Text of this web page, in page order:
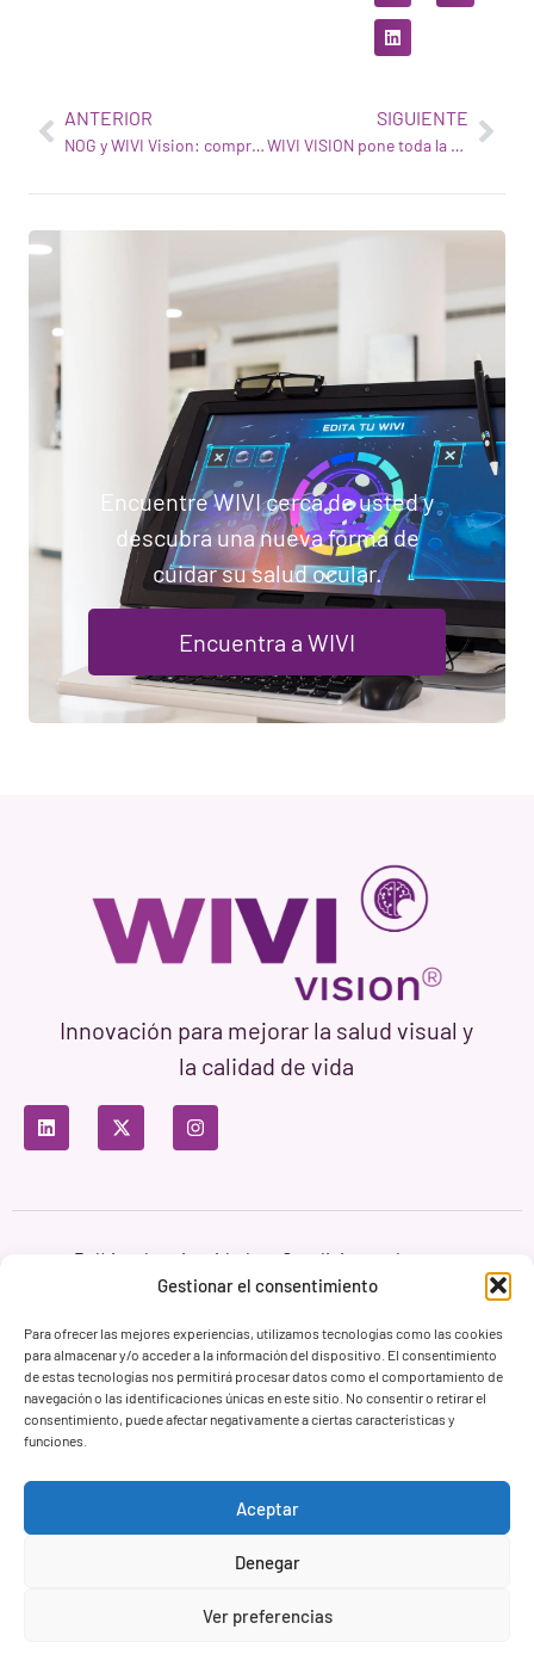
Gestionar el consentimiento
Para ofrecer las mejores experiencias, utilizamos tecnologías como las cookies
para almacenar y/o acceder a la información del dispositivo. El consentimiento
de estas tecnologías nos permitirá procesar datos como el comportamiento de
navegación o las identificaciones únicas en este sitio. No consentir o retirar el
consentimiento, puede afectar negativamente a ciertas características y
funciones.
Aceptar
Denegar
Ver preferencias
ANTERIOR
NOG y WIVI Vision: comprometidos con la innovación en salud visual
SIGUIENTE
WIVI VISION pone toda la potencia de la tecnología de Inteligencia Artificial de IBM al servicio de la salud visual
Encuentre WIVI cerca de usted y
descubra una nueva forma de
cuidar su salud ocular.
Encuentra a WIVI
Innovación para mejorar la salud visual y
la calidad de vida
Política de privacidad
Condiciones de uso
Política de cookies